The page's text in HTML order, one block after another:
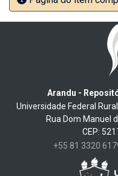
Arandu -
Universidade Federal
Rua Dom Manuel
CEP:
+55 81 3320